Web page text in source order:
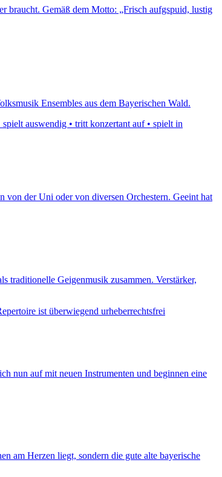
braucht. Gemäß dem Motto: „Frisch aufgspuid, lustig
Ensembles aus dem Bayerischen Wald.
auswendig • tritt konzertant auf • spielt in
von der Uni oder von diversen Orchestern. Geeint hat
traditionelle Geigenmusik zusammen. Verstärker,
ist überwiegend urheberrechtsfrei
nun auf mit neuen Instrumenten und beginnen eine
am Herzen liegt, sondern die gute alte bayerische